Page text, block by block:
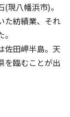
現八幡浜市)。
た紡績業、それ
佐田岬半島。天
を臨むことが出